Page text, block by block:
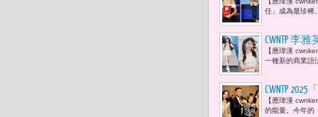
AI最難的
任」成為最珍稀
CWNTP 李
數，而是
【應瑋漢
一種新的商業語
CWNTP
況空前 「
【應瑋漢
的能量。今年的